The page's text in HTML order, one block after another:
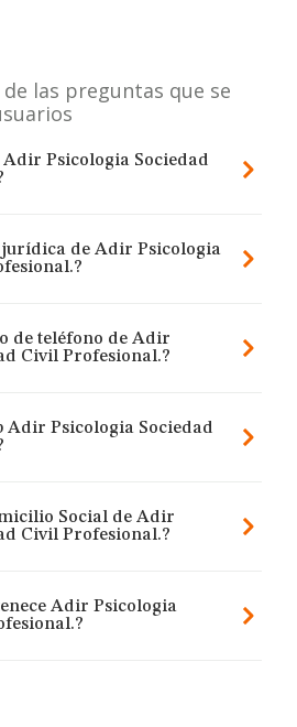
las preguntas que se
Adir Psicologia Sociedad
jurídica de Adir Psicologia
de teléfono de Adir
Civil Profesional.?
Adir Psicologia Sociedad
Social de Adir
Civil Profesional.?
Adir Psicologia